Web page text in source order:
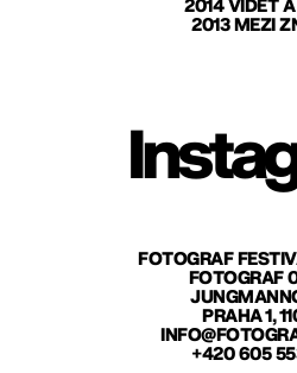
2014 VIDĚT A
2013 MEZI
FOTOGRAF
FOTOGRAF
PRAHA 1,
+420 605